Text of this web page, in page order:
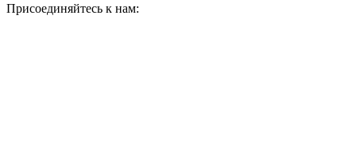
Присоединяйтесь к нам: